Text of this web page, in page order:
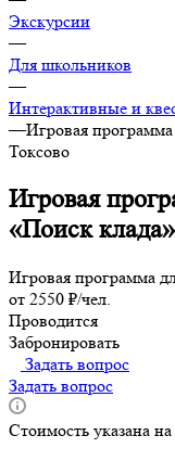
Экскурсии
—
Для школьников
—
Интерактивные и
—Игровая
Токсово
Игровая
«Поиск
Игровая программа
от 2550 ₽/чел.
Проводится
Забронировать
Задать вопрос
Задать вопрос
Стоимость указана